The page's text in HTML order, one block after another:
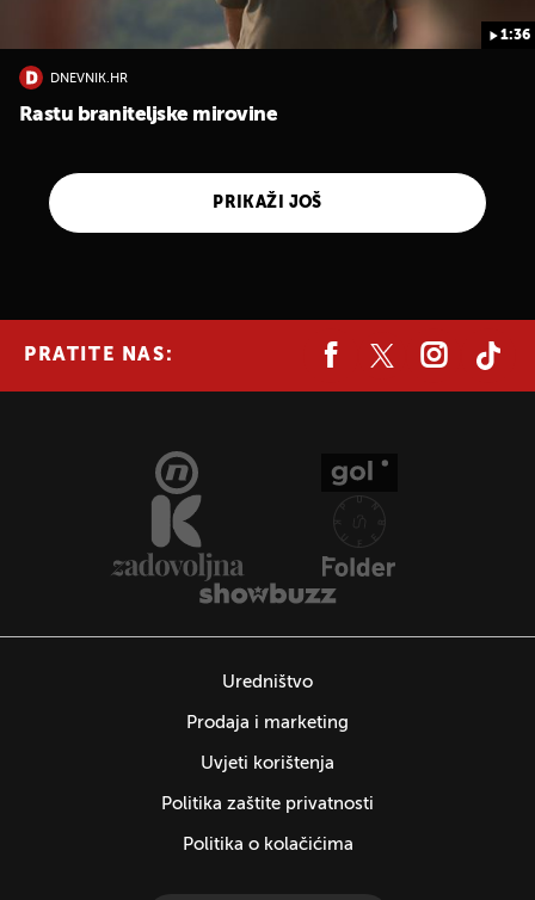
1:36
DNEVNIK.HR
Rastu braniteljske mirovine
PRIKAŽI JOŠ
PRATITE NAS:
Uredništvo
Prodaja i marketing
Uvjeti korištenja
Politika zaštite privatnosti
Politika o kolačićima